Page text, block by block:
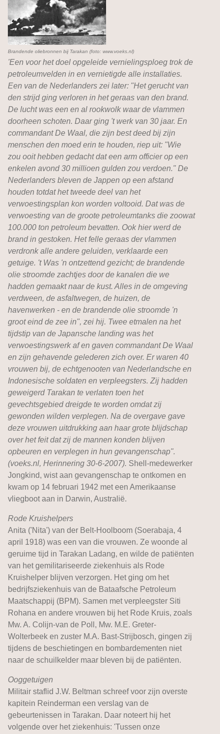
Brandende oliebronnen bij Tarakan (foto: www.voeks.nl)
'Een voor het doel opgeleide vernielingsploeg trok de
petroleumvelden in en vernietigde alle installaties.
Een van de Nederlanders zei later: "Het gerucht van
den strijd ging verloren in het geraas van den brand.
De lucht was een en al rookwolk waar de vlammen
doorheen schoten. Daar ging 't werk van 30 jaar. En
commandant De Waal, die zijn best deed bij zijn
menschen den moed erin te houden, riep uit: "Wie
zou ooit hebben gedacht dat een arm officier op een
enkelen avond 30 millioen gulden zou verdoen." De
Nederlanders bleven de Jappen op een afstand
houden totdat het tweede deel van het
verwoestingsplan kon worden voltooid. Dat was de
verwoesting van de groote petroleumtanks die zoowat
100.000 ton petroleum bevatten. Ook hier werd de
brand in gestoken. Het felle geraas der vlammen
verdronk alle andere geluiden, verklaarde een
getuige. 't Was 'n ontzettend gezicht; de brandende
olie stroomde zachtjes door de kanalen die we
hadden gemaakt naar de kust. Alles in de omgeving
verdween, de asfaltwegen, de huizen, de
havenwerken - en de brandende olie stroomde 'n
groot eind de zee in", zei hij. Twee etmalen na het
tijdstip van de Japansche landing was het
verwoestingswerk af en gaven commandant De Waal
en zijn gehavende gelederen zich over. Er waren 40
vrouwen bij, de echtgenooten van Nederlandsche en
Indonesische soldaten en verpleegsters. Zij hadden
geweigerd Tarakan te verlaten toen het
gevechtsgebied dreigde te worden omdat zij
gewonden wilden verplegen. Na de overgave gave
deze vrouwen uitdrukking aan haar grote blijdschap
over het feit dat zij de mannen konden blijven
opbeuren en verplegen in hun gevangenschap".
(voeks.nl, Herinnering 30-6-2007). Shell-medewerker
Jongkind, wist aan gevangenschap te ontkomen en
kwam op 14 februari 1942 met een Amerikaanse
vliegboot aan in Darwin, Australië.
Rode Kruishelpers
Anita ('Nita') van der Belt-Hoolboom (Soerabaja, 4
april 1918) was een van die vrouwen. Ze woonde al
geruime tijd in Tarakan Ladang, en wilde de patiënten
van het gemilitariseerde ziekenhuis als Rode
Kruishelper blijven verzorgen. Het ging om het
bedrijfsziekenhuis van de Bataafsche Petroleum
Maatschappij (BPM). Samen met verpleegster Siti
Rohana en andere vrouwen bij het Rode Kruis, zoals
Mw. A. Colijn-van de Poll, Mw. M.E. Greter-
Wolterbeek en zuster M.A. Bast-Strijbosch, gingen zij
tijdens de beschietingen en bombardementen niet
naar de schuilkelder maar bleven bij de patiënten.
Ooggetuigen
Militair staflid J.W. Beltman schreef voor zijn overste
kapitein Reinderman een verslag van de
gebeurtenissen in Tarakan. Daar noteert hij het
volgende over het ziekenhuis: 'Tussen onze